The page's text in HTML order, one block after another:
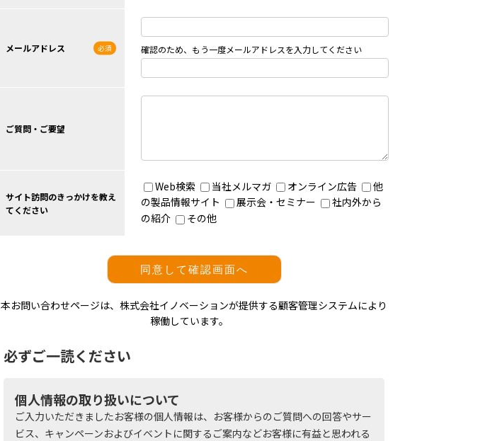
メールアドレス
ご質問・ご要望
サイト訪問のきっかけを教え
てください
Web検索 当社メルマガ オンライン広告
他
の製品情報サイト
展示会・セミナー
社内外から
の紹介
その他
本お問い合わせページは、株式会社イノベーションが提供する顧客管理システムにより
稼働しています。
必ずご一読ください
個人情報の取り扱いについて
ご入力いただきましたお客様の個人情報は、お客様からのご質問への回答やサー
ビス、キャンペーンおよびイベントに関するご案内などお客様に有益と思われる